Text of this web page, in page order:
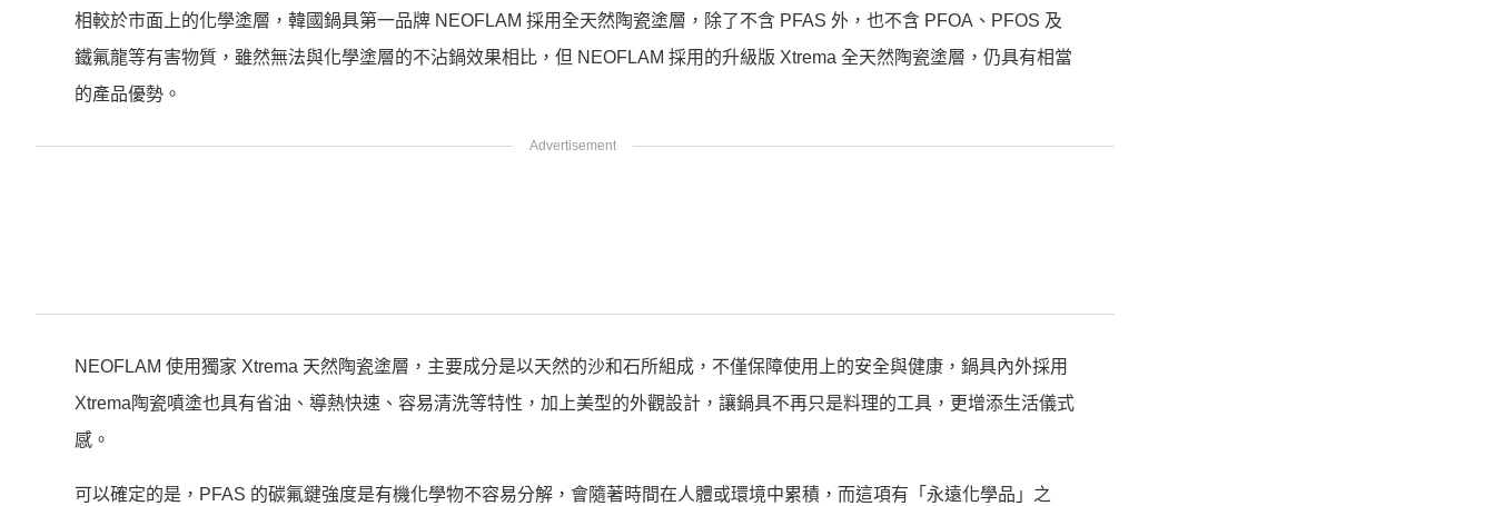
相較於市面上的化學塗層，韓國鍋具第一品牌 NEOFLAM 採用全天然陶瓷塗層，除了不含 PFAS 外，也不含 PFOA、PFOS 及
鐵氟龍等有害物質，雖然無法與化學塗層的不沾鍋效果相比，但 NEOFLAM 採用的升級版 Xtrema 全天然陶瓷塗層，仍具有相當
的產品優勢。
NEOFLAM 使用獨家 Xtrema 天然陶瓷塗層，主要成分是以天然的沙和石所組成，不僅保障使用上的安全與健康，鍋具內外採用
Xtrema陶瓷噴塗也具有省油、導熱快速、容易清洗等特性，加上美型的外觀設計，讓鍋具不再只是料理的工具，更增添生活儀式
感。
可以確定的是，PFAS 的碳氟鍵強度是有機化學物不容易分解，會隨著時間在人體或環境中累積，而這項有「永遠化學品」之